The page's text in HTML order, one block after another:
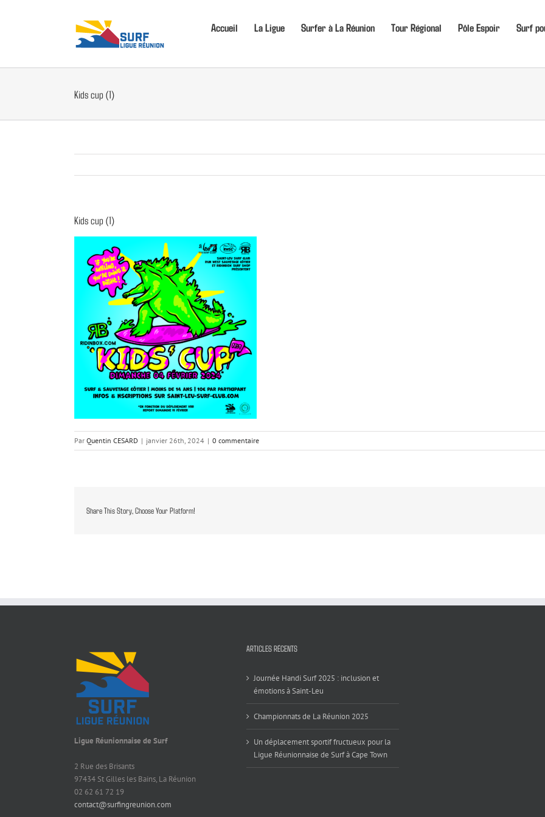
Accueil La Ligue Surfer à La Réunion Tour Régional Pôle Espoir Surf
Kids cup (1)
Kids cup (1)
Par Quentin CESARD | janvier 26th, 2024 | 0 commentaire
Share This Story, Choose Your Platform!
Ligue Réunionnaise de Surf
2 Rue des Brisants
97434 St Gilles les Bains, La Réunion
02 62 61 72 19
contact@surfingreunion.com
ARTICLES RÉCENTS
Journée Handi Surf 2025 : inclusion et
émotions à Saint-Leu
Championnats de La Réunion 2025
Un déplacement sportif fructueux pour la
Ligue Réunionnaise de Surf à Cape Town